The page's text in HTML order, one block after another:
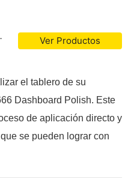
Ver Productos
el tablero de su
Dashboard Polish. Este
de aplicación directo y
se pueden lograr con